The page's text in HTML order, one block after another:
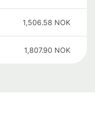
1,506.58 NOK
1,807.90 NOK